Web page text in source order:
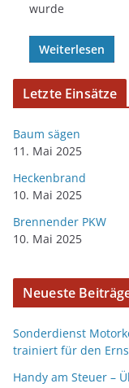
wurde
Weiterlesen
Letzte Einsätze
Baum sägen
11. Mai 2025
Heckenbrand
10. Mai 2025
Brennender PKW
10. Mai 2025
Neueste
Sonderdienst
trainiert für den
Handy am Steuer –